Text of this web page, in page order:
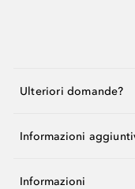
Ulteriori domande?
Informazioni
Informazioni